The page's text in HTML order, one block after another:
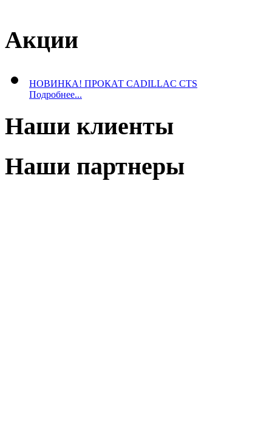
Акции
НОВИНКА! ПРОКАТ CADILLAC CTS
Подробнее...
Наши клиенты
Наши партнеры